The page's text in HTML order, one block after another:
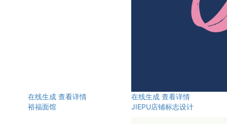
在线生成 查看详情
裕福面馆
在线生成 查看详情
JIEPU店铺标志设计